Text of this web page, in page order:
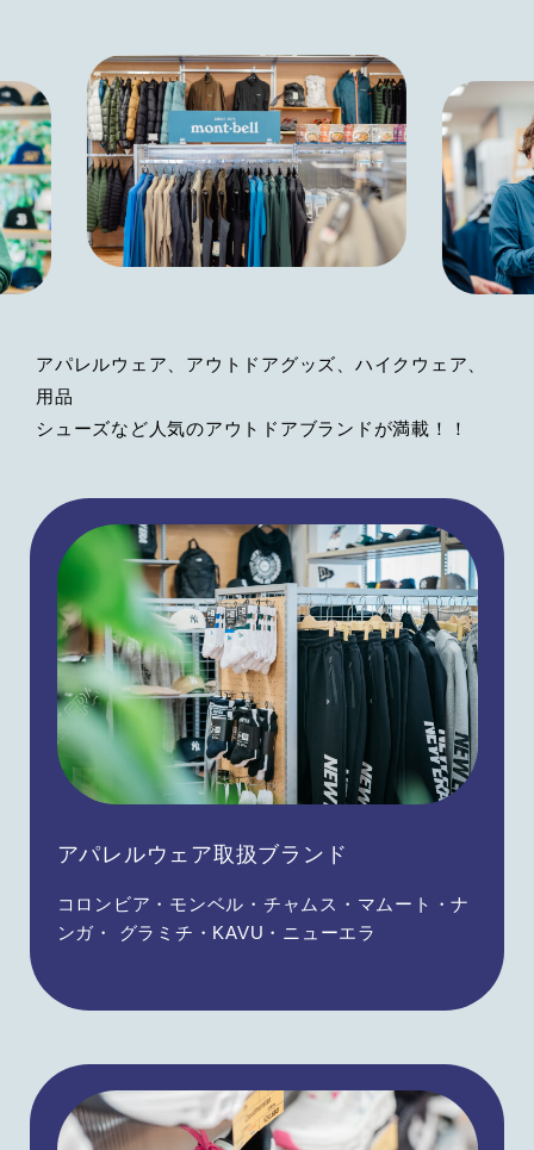
アパレルウェア、アウトドアグッズ、ハイクウェア、
用品
シューズなど人気のアウトドアブランドが満載！！
アパレルウェア取扱ブランド
コロンビア・モンベル・チャムス・マムート・ナ
ンガ・ グラミチ・KAVU・ニューエラ